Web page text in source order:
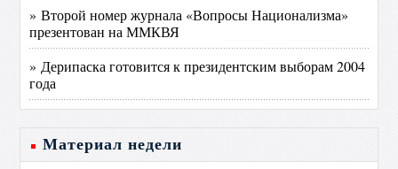
» Второй номер журнала «Вопросы Национализма»
презентован на ММКВЯ
» Дерипаска готовится к президентским выборам 2004
года
Материал недели